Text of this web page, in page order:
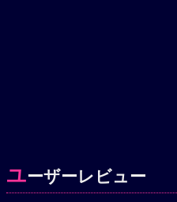
ユーザーレビュー